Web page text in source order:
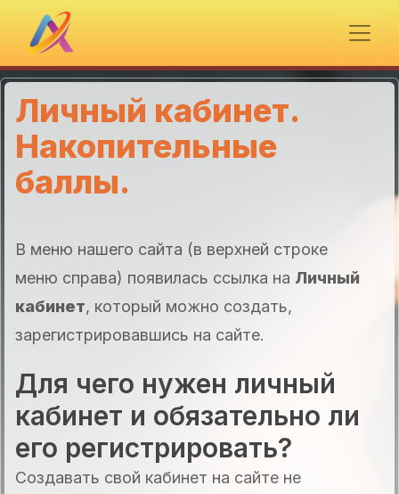
Личный кабинет.
Накопительные
баллы.
В меню нашего сайта (в верхней строке
меню справа) появилась ссылка на Личный
кабинет, который можно создать,
зарегистрировавшись на сайте.
Для чего нужен личный
кабинет и обязательно ли
его регистрировать?
Создавать свой кабинет на сайте не